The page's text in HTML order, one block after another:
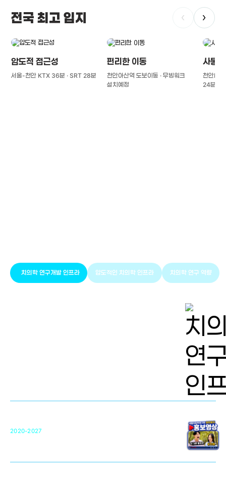
전국 최고 입지 ‹ ›
압도적 접근성
서울-천안 KTX 36분 · SRT 28분
편리한 이동
천안아산역 도보이동 · 무빙워크
설치예정
사통
천안IC(
24분
치의학 연구개발 인프라 압도적인 치의학 인프라 치의학 연구 역량
2020-2027 31
영국 UCL대학